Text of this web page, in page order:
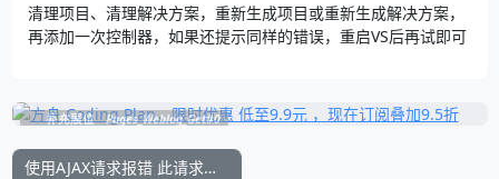
清理项目、清理解决方案，重新生成项目或重新生成解决方案，
再添加一次控制器，如果还提示同样的错误，重启VS后再试即可
补充展位 Pages_Weblog_Get#0
使用AJAX请求报错 此请求已被阻止